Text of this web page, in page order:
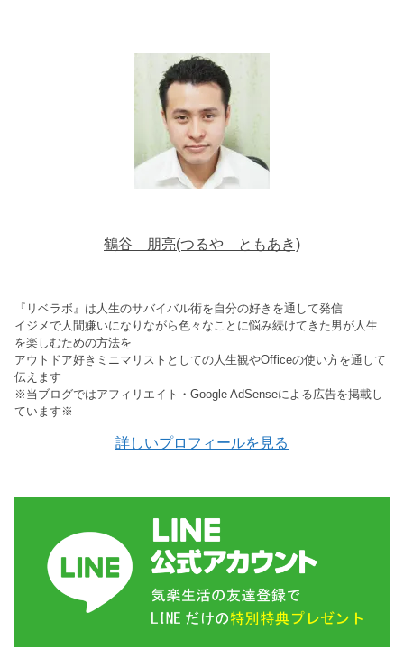
鶴谷 朋亮(つるや ともあき)
『リベラボ』は人生のサバイバル術を自分の好きを通して発信
イジメで人間嫌いになりながら色々なことに悩み続けてきた男が人生
を楽しむための方法を
アウトドア好きミニマリストとしての人生観やOfficeの使い方を通して
伝えます
※当ブログではアフィリエイト・Google AdSenseによる広告を掲載し
ています※
詳しいプロフィールを見る